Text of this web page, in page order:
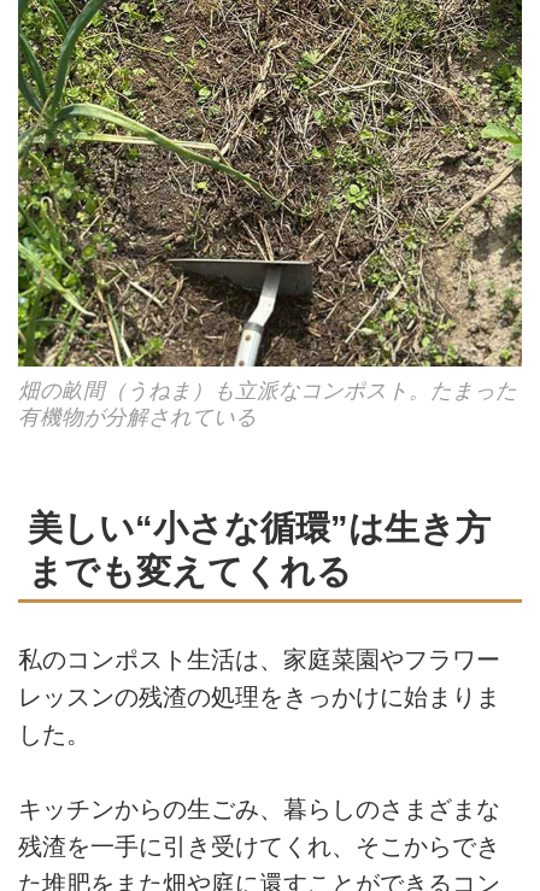
畑の畝間（うねま）も立派なコンポスト。たまった
有機物が分解されている
美しい“小さな循環”は生き方
までも変えてくれる
私のコンポスト生活は、家庭菜園やフラワー
レッスンの残渣の処理をきっかけに始まりま
した。
キッチンからの生ごみ、暮らしのさまざまな
残渣を一手に引き受けてくれ、そこからでき
た堆肥をまた畑や庭に還すことができるコン